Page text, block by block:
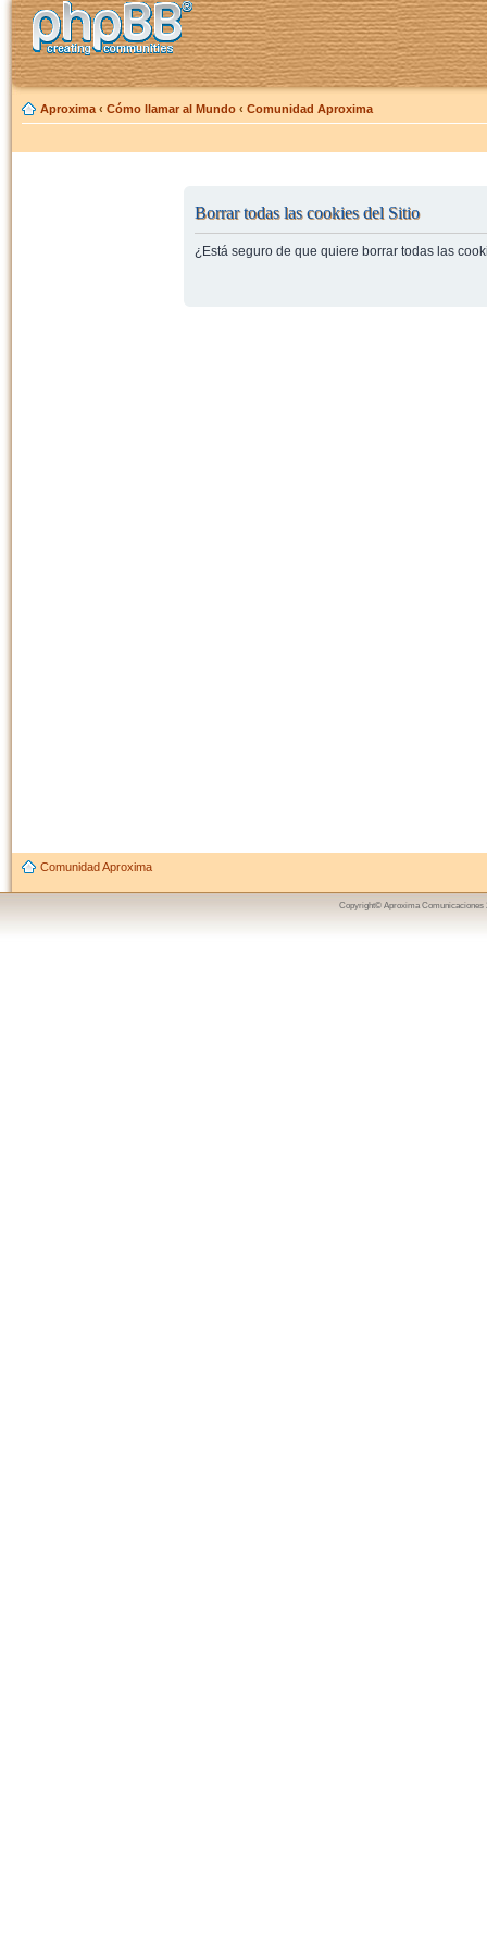
Aproxima ‹ Cómo llamar al Mundo ‹ Comunidad Aproxima
Borrar todas las cookies del Sitio
¿Está seguro de que quiere borrar todas las
Comunidad Aproxima
Copyright© Aproxima Comunicaciones